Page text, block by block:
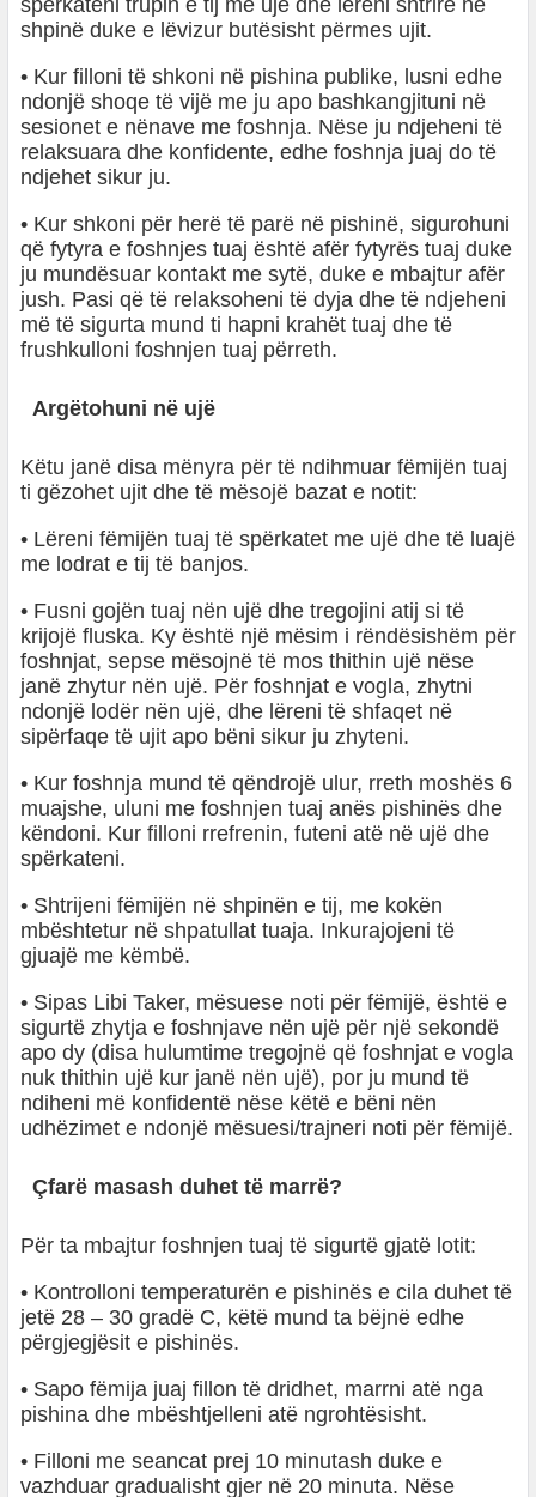
spërkateni trupin e tij me ujë dhe lëreni shtrirë në
shpinë duke e lëvizur butësisht përmes ujit.
• Kur filloni të shkoni në pishina publike, lusni edhe
ndonjë shoqe të vijë me ju apo bashkangjituni në
sesionet e nënave me foshnja. Nëse ju ndjeheni të
relaksuara dhe konfidente, edhe foshnja juaj do të
ndjehet sikur ju.
• Kur shkoni për herë të parë në pishinë, sigurohuni
që fytyra e foshnjes tuaj është afër fytyrës tuaj duke
ju mundësuar kontakt me sytë, duke e mbajtur afër
jush. Pasi që të relaksoheni të dyja dhe të ndjeheni
më të sigurta mund ti hapni krahët tuaj dhe të
frushkulloni foshnjen tuaj përreth.
Argëtohuni në ujë
Këtu janë disa mënyra për të ndihmuar fëmijën tuaj
ti gëzohet ujit dhe të mësojë bazat e notit:
• Lëreni fëmijën tuaj të spërkatet me ujë dhe të luajë
me lodrat e tij të banjos.
• Fusni gojën tuaj nën ujë dhe tregojini atij si të
krijojë fluska. Ky është një mësim i rëndësishëm për
foshnjat, sepse mësojnë të mos thithin ujë nëse
janë zhytur nën ujë. Për foshnjat e vogla, zhytni
ndonjë lodër nën ujë, dhe lëreni të shfaqet në
sipërfaqe të ujit apo bëni sikur ju zhyteni.
• Kur foshnja mund të qëndrojë ulur, rreth moshës 6
muajshe, uluni me foshnjen tuaj anës pishinës dhe
këndoni. Kur filloni rrefrenin, futeni atë në ujë dhe
spërkateni.
• Shtrijeni fëmijën në shpinën e tij, me kokën
mbështetur në shpatullat tuaja. Inkurajojeni të
gjuajë me këmbë.
• Sipas Libi Taker, mësuese noti për fëmijë, është e
sigurtë zhytja e foshnjave nën ujë për një sekondë
apo dy (disa hulumtime tregojnë që foshnjat e vogla
nuk thithin ujë kur janë nën ujë), por ju mund të
ndiheni më konfidentë nëse këtë e bëni nën
udhëzimet e ndonjë mësuesi/trajneri noti për fëmijë.
Çfarë masash duhet të marrë?
Për ta mbajtur foshnjen tuaj të sigurtë gjatë lotit:
• Kontrolloni temperaturën e pishinës e cila duhet të
jetë 28 – 30 gradë C, këtë mund ta bëjnë edhe
përgjegjësit e pishinës.
• Sapo fëmija juaj fillon të dridhet, marrni atë nga
pishina dhe mbështjelleni atë ngrohtësisht.
• Filloni me seancat prej 10 minutash duke e
vazhduar gradualisht gjer në 20 minuta. Nëse